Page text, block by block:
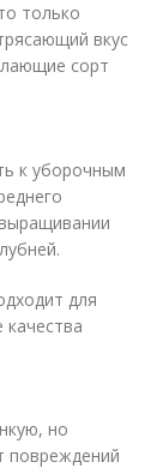
только
вкус
сорт
к уборочным
для
но
повреждений